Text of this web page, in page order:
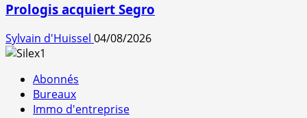
Prologis acquiert Segro
Sylvain d'Huissel 04/08/2026
Abonnés
Bureaux
Immo d'entreprise